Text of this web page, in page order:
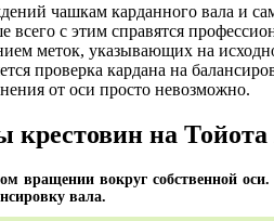
чашкам карданного вала и
всего с этим справятся
меток, указывающих на
проверка кардана на
от оси просто невозможно.
крестовин на
вращении вокруг собственной
вала.